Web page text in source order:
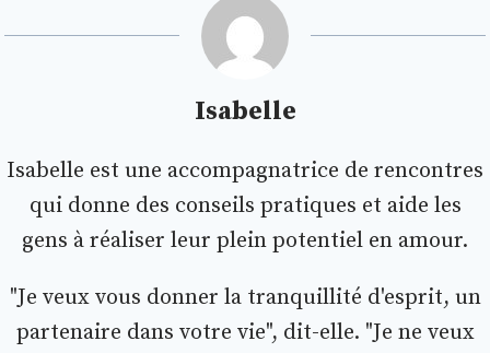
Isabelle
Isabelle est une accompagnatrice de rencontres
qui donne des conseils pratiques et aide les
gens à réaliser leur plein potentiel en amour.
"Je veux vous donner la tranquillité d'esprit, un
partenaire dans votre vie", dit-elle. "Je ne veux